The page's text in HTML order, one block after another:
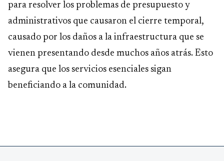
para resolver los problemas de presupuesto y
administrativos que causaron el cierre temporal,
causado por los daños a la infraestructura que se
vienen presentando desde muchos años atrás. Esto
asegura que los servicios esenciales sigan
beneficiando a la comunidad.